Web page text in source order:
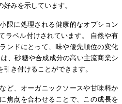
みを示しています。
限に処理される健康的なオプション
ラベル付けされています。 自然や有
ンドにとって、味や優先順位の変化
、砂糖や合成成分の高い主流商業シ
き付けることができます。
ど、オーガニックソースや甘味料か
焦点を合わせることで、この成長を